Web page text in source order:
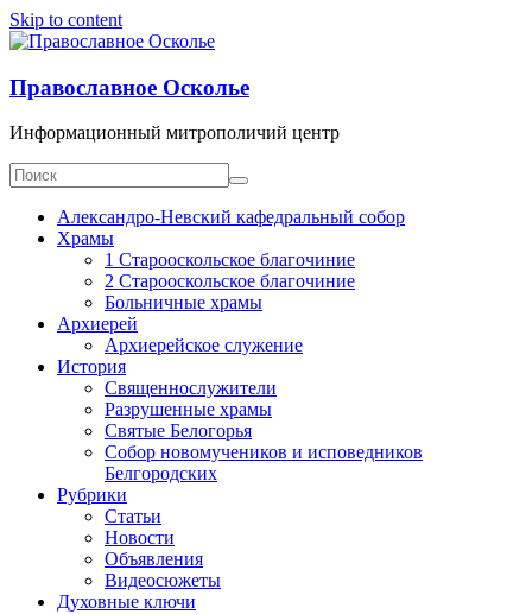
Skip to content
Православное Осколье
Информационный митрополичий центр
Александро-Невский кафедральный собор
Храмы
1 Старооскольское благочиние
2 Старооскольское благочиние
Больничные храмы
Архиерей
Архиерейское служение
История
Священнослужители
Разрушенные храмы
Святые Белогорья
Собор новомучеников и исповедников
Белгородских
Рубрики
Статьи
Новости
Объявления
Видеосюжеты
Духовные ключи